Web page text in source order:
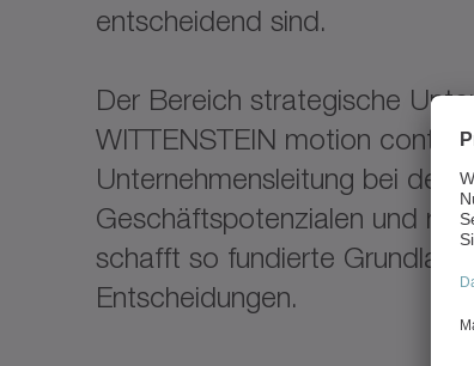
entscheidend sind.
Der Bereich strategische
WITTENSTEIN motion control
Unternehmensleitung bei der
Geschäftspotenzialen und
schafft so fundierte
Entscheidungen.